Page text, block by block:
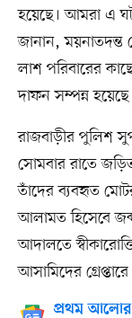
হয়েছে। আমরা এ
জানান,
লাশ পরিবারের
দাফন সম্পন্ন
রাজবাড়ীর পুলিশ
সোমবার রাতে
তাঁদের ব্যবহৃত
আলামত হিসেবে
আদালতে
আসামিদের
প্রথম